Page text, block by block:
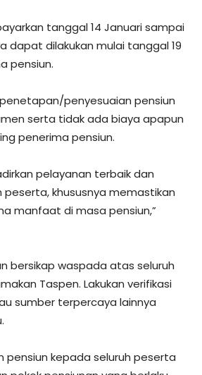
tanggal 14 Januari sampai
dapat dilakukan mulai tanggal 19
pensiun.
penyesuaian pensiun
serta tidak ada biaya apapun
penerima pensiun.
pelayanan terbaik dan
khususnya memastikan
manfaat di masa pensiun,”
bersikap waspada atas seluruh
Taspen. Lakukan verifikasi
sumber terpercaya lainnya
pensiun kepada seluruh peserta